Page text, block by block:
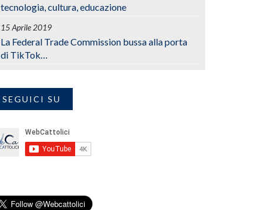
tecnologia, cultura, educazione
15 Aprile 2019
La Federal Trade Commission bussa alla porta
di TikTok…
SEGUICI SU